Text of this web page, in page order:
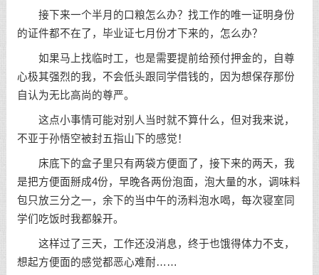
接下来一个半月的口粮怎么办？找工作的唯一证明身份
的证件都不在了，毕业证七月份才下来的，怎么办？
如果马上找临时工，也是需要提前给预付押金的，自尊
心极其强烈的我，不会低头跟同学借钱的，因为想保存那份
自认为无比高尚的尊严。
这点小事情可能对别人当时就不算什么，但对我来说，
不亚于孙悟空被封五指山下的感觉！
床底下的盒子里只有两袋方便面了，接下来的两天，我
是把方便面掰成4份，早晚各两份泡面，泡大量的水，调味料
包只放三分之一，余下的当中午的汤料泡水喝，每次寝室同
学们吃饭时我都躲开。
这样过了三天，工作还没消息，终于也饿得体力不支，
想起方便面的感觉都恶心难耐……